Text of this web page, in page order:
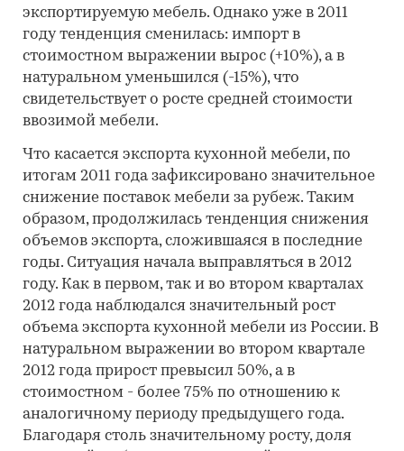
экспортируемую мебель. Однако уже в 2011
году тенденция сменилась: импорт в
стоимостном выражении вырос (+10%), а в
натуральном уменьшился (-15%), что
свидетельствует о росте средней стоимости
ввозимой мебели.
Что касается экспорта кухонной мебели, по
итогам 2011 года зафиксировано значительное
снижение поставок мебели за рубеж. Таким
образом, продолжилась тенденция снижения
объемов экспорта, сложившаяся в последние
годы. Ситуация начала выправляться в 2012
году. Как в первом, так и во втором кварталах
2012 года наблюдался значительный рост
объема экспорта кухонной мебели из России. В
натуральном выражении во втором квартале
2012 года прирост превысил 50%, а в
стоимостном - более 75% по отношению к
аналогичному периоду предыдущего года.
Благодаря столь значительному росту, доля